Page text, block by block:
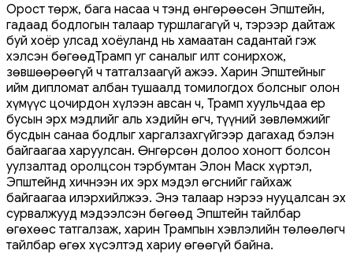
Орост төрж, бага насаа ч тэнд өнгөрөөсөн Эпштейн,
гадаад бодлогын талаар туршлагагүй ч, тэрээр дайтаж
буй хоёр улсад хоёуланд нь хамаатан садантай гэж
хэлсэн бөгөөдТрамп уг саналыг илт сонирхож,
зөвшөөрөөгүй ч татгалзаагүй ажээ. Харин Эпштейныг
ийм дипломат албан тушаалд томилогдох болсныг олон
хүмүүс цочирдон хүлээн авсан ч, Трамп хуульчдаа ер
бусын эрх мэдлийг аль хэдийн өгч, түүний зөвлөмжийг
бусдын санаа бодлыг харгалзахгүйгээр дагахад бэлэн
байгаагаа харуулсан. Өнгөрсөн долоо хоногт болсон
уулзалтад оролцсон тэрбумтан Элон Маск хүртэл,
Эпштейнд хичнээн их эрх мэдэл өгснийг гайхаж
байгаагаа илэрхийлжээ. Энэ талаар нэрээ нууцалсан эх
сурвалжууд мэдээлсэн бөгөөд Эпштейн тайлбар
өгөхөөс татгалзаж, харин Трампын хэвлэлийн төлөөлөгч
тайлбар өгөх хүсэлтэд хариу өгөөгүй байна.